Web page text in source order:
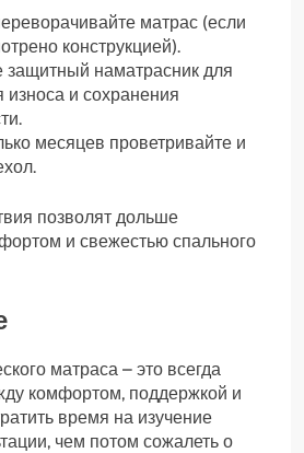
матрас (если
конструкцией).
защитный наматрасник для
и сохранения
месяцев проветривайте и
позволят дольше
и свежестью спального
матраса – это всегда
комфортом, поддержкой и
время на изучение
чем потом сожалеть о